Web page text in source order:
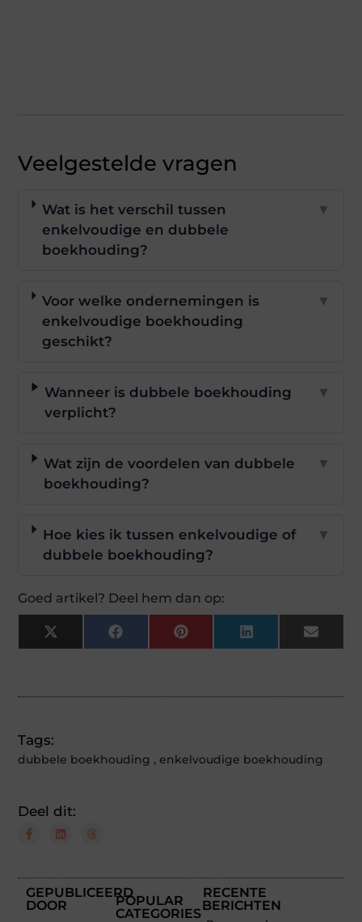
Veelgestelde vragen
Wat is het verschil tussen
enkelvoudige en dubbele
boekhouding?
▼
Voor welke ondernemingen is
enkelvoudige boekhouding
geschikt?
▼
Wanneer is dubbele boekhouding
verplicht?
▼
Wat zijn de voordelen van dubbele
boekhouding?
▼
Hoe kies ik tussen enkelvoudige of
dubbele boekhouding?
▼
Goed artikel? Deel hem dan op:
X
(Twitter)
FacebookPinterestLinkedInEmail
Tags:
dubbele boekhouding ,enkelvoudige boekhouding
Deel dit:
GEPUBLICEERD
DOOR
POPULAR
CATEGORIES
RECENTE
BERICHTEN